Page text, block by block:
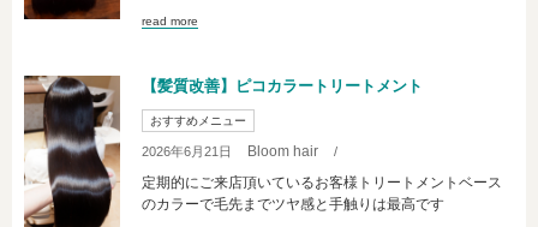
read more
【髪質改善】ピコカラートリートメント
おすすめメニュー
2026年6月21日 Bloom hair /
定期的にご来店頂いているお客様トリートメントベース
のカラーで毛先までツヤ感と手触りは最高です